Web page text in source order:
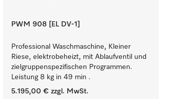
PWM 908 [EL DV-1]
Professional Waschmaschine, Kleiner
Riese, elektrobeheizt, mit Ablaufventil und
zielgruppenspezifischen Programmen.
Leistung 8 kg in 49 min .
5.195,00 € zzgl. MwSt.